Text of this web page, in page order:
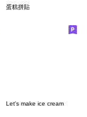
蛋糕拼貼
Let's make ice cream